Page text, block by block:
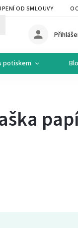
OD SMLOUVY
potiskem